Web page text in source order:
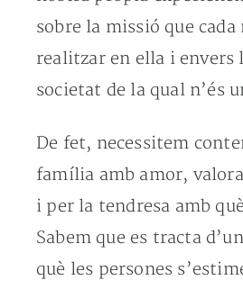
sobre la missió que cada
realitzar en ella i envers
societat de la qual n’és
De fet, necessitem
família amb amor,
i per la tendresa amb
Sabem que es tracta
què les persones